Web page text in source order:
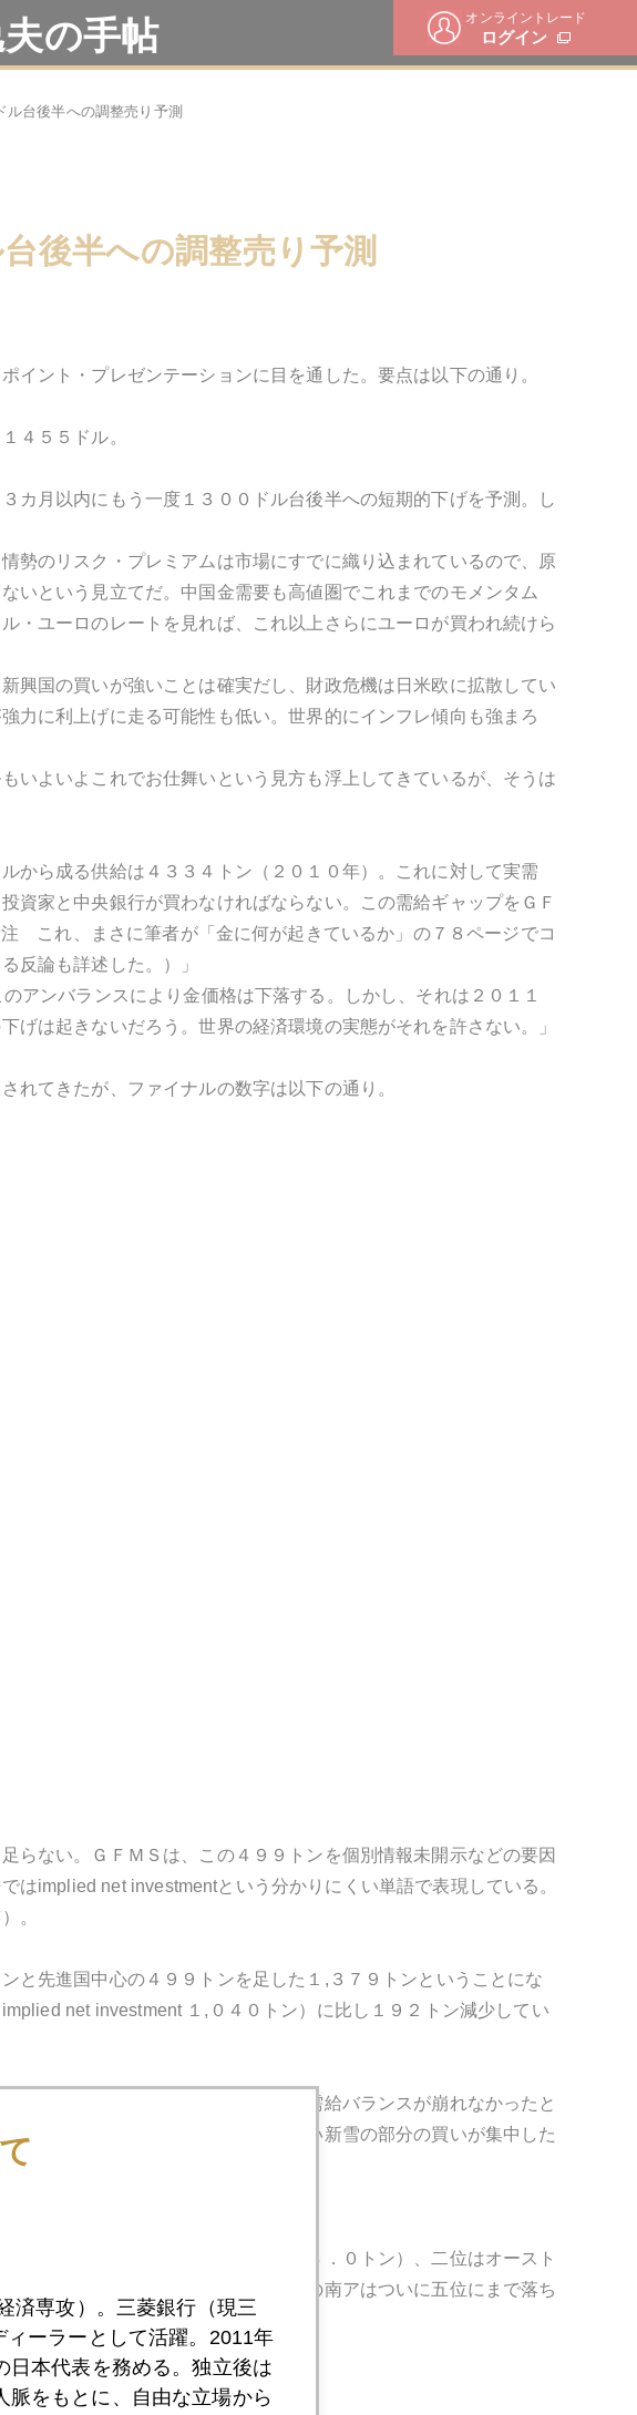
オンライントレード
ログイン
の手帖
台後半への調整売り予測
後半への調整売り予測
イント・プレゼンテーションに目を通した。要点は以下の通り。
４５５ドル。
月以内にもう一度１３００ドル台後半への短期的下げを予測。し
勢のリスク・プレミアムは市場にすでに織り込まれているので、原
いという見立てだ。中国金需要も高値圏でこれまでのモメンタム
・ユーロのレートを見れば、これ以上さらにユーロが買われ続けら
興国の買いが強いことは確実だし、財政危機は日米欧に拡散してい
力に利上げに走る可能性も低い。世界的にインフレ傾向も強まろ
いよいよこれでお仕舞いという見方も浮上してきているが、そうは
ら成る供給は４３３４トン（２０１０年）。これに対して実需
資家と中央銀行が買わなければならない。この需給ギャップをＧＦ
これ、まさに筆者が「金に何が起きているか」の７８ページでコ
反論も詳述した。）」
アンバランスにより金価格は下落する。しかし、それは２０１１
は起きないだろう。世界の経済環境の実態がそれを許さない。」
てきたが、ファイナルの数字は以下の通り。
らない。ＧＦＭＳは、この４９９トンを個別情報未開示などの要因
はimplied net investmentという分かりにくい単語で表現している。
。
と先進国中心の４９９トンを足した１,３７９トンということにな
net investment １,０４０トン）に比し１９２トン減少してい
の宝飾需要が２０３トン増えたので需給バランスが崩れなかったと
ＧＦＭＳ需給統計表には出てこない新雪の部分の買いが集中した
い。）
の３５０．９トン（２００９年３２４．０トン）、二位はオースト
シアで２０３．４トン、そして、あの南アはついに五位にまで落ち
り語ることにします。
済専攻）。三菱銀行（現三
ーラーとして活躍。2011年
日本代表を務める。独立後は
脈をもとに、自由な立場から